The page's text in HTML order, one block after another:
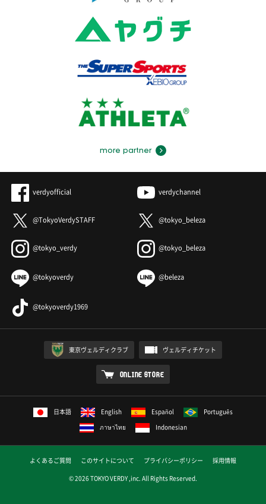
more partner
verdyofficial verdychannel
@TokyoVerdySTAFF @tokyo_beleza
@tokyo_verdy @tokyo_beleza
@tokyoverdy @beleza
@tokyoverdy1969
東京ヴェルディクラブ ヴェルディチケット
ONLINE STORE
日本語 English Español
Português
ภาษาไทย
Indonesian
よくあるご質問 このサイトについて プライバシーポリシー
採用情報
© 2026 TOKYO VERDY ,inc. All Rights Reserved.